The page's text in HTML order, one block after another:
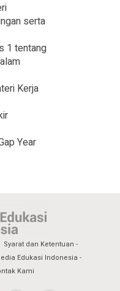
serta
1 tentang
Kerja
Year
Syarat dan Ketentuan
Edukasi Indonesia
Kami